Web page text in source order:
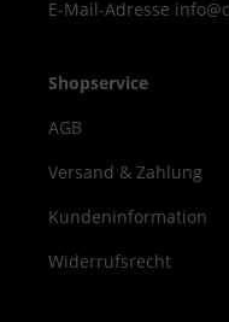
E-Mail-Adresse
Shopservice
AGB
Versand & Zahlung
Kundeninformation
Widerrufsrecht